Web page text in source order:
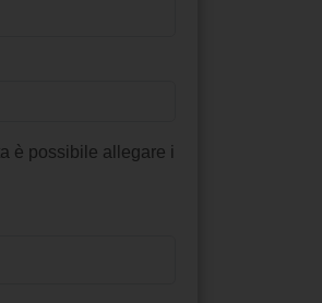
è possibile allegare i